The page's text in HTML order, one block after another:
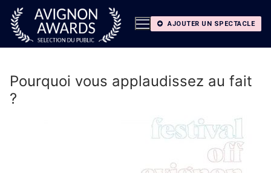
Aller
contenu
AJOUTER UN SPECTACLE
Pourquoi vous applaudissez au fait
?